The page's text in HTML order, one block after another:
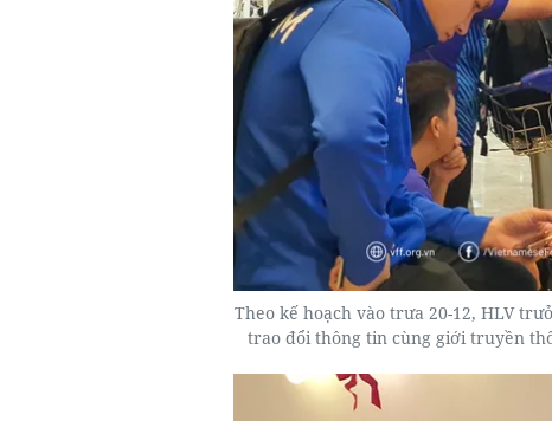
Theo kế hoạch vào trưa 20-12, HLV
trao đổi thông tin cùng giới truyền